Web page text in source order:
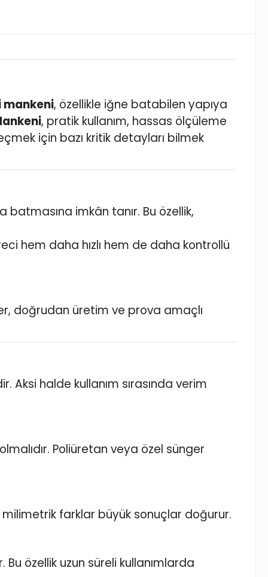
mankeni, özellikle iğne batabilen yapıya
, pratik kullanım, hassas ölçüleme
için bazı kritik detayları bilmek
imkân tanır. Bu özellik,
hem daha hızlı hem de daha kontrollü
doğrudan üretim ve prova amaçlı
halde kullanım sırasında verim
Poliüretan veya özel sünger
farklar büyük sonuçlar doğurur.
özellik uzun süreli kullanımlarda